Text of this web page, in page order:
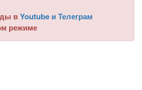
вYoutube и Телеграм
режиме